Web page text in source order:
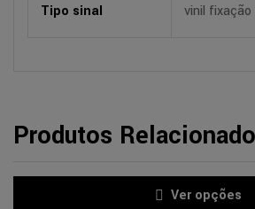
Tipo sinal vinil
Produtos
Ver opções